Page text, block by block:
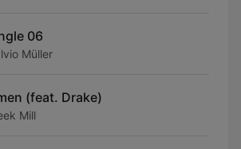
06
Müller
(feat. Drake)
Mill